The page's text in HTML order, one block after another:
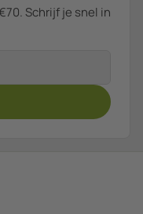
Schrijf je snel in